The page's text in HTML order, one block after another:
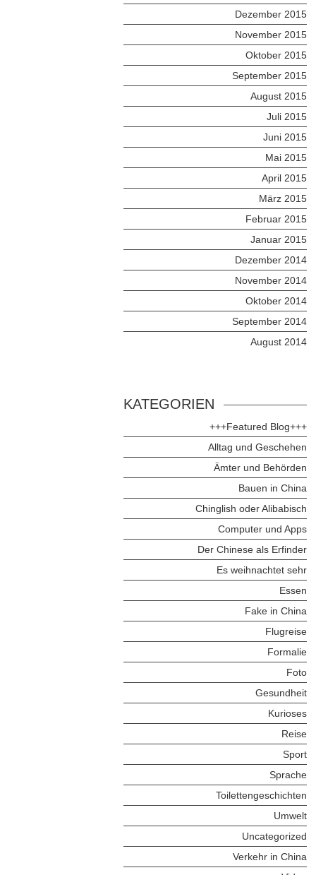
Dezember 2015
November 2015
Oktober 2015
September 2015
August 2015
Juli 2015
Juni 2015
Mai 2015
April 2015
März 2015
Februar 2015
Januar 2015
Dezember 2014
November 2014
Oktober 2014
September 2014
August 2014
KATEGORIEN
+++Featured Blog+++
Alltag und Geschehen
Ämter und Behörden
Bauen in China
Chinglish oder Alibabisch
Computer und Apps
Der Chinese als Erfinder
Es weihnachtet sehr
Essen
Fake in China
Flugreise
Formalie
Foto
Gesundheit
Kurioses
Reise
Sport
Sprache
Toilettengeschichten
Umwelt
Uncategorized
Verkehr in China